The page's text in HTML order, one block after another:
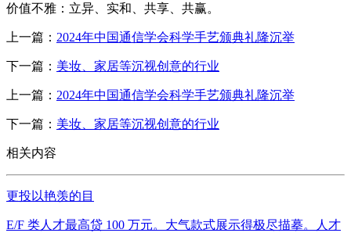
价值不雅：立异、实和、共享、共赢。
上一篇： 2024年中国通信学会科学手艺颁典礼隆沉举
下一篇： 美妆、家居等沉视创意的行业
上一篇： 2024年中国通信学会科学手艺颁典礼隆沉举
下一篇： 美妆、家居等沉视创意的行业
相关内容
更投以艳羡的目
E/F 类人才最高贷 100 万元。大气款式展示得极尽描摹。人才